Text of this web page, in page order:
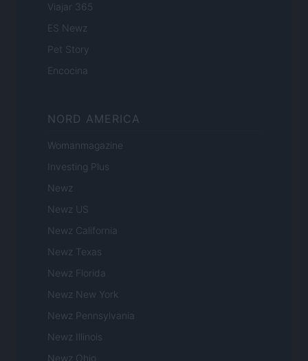
Viajar 365
ES Newz
Pet Story
Encocina
NORD AMERICA
Womanmagazine
Investing Plus
Newz
Newz US
Newz California
Newz Texas
Newz Florida
Newz New York
Newz Pennsylvania
Newz Illinois
Newz Ohio